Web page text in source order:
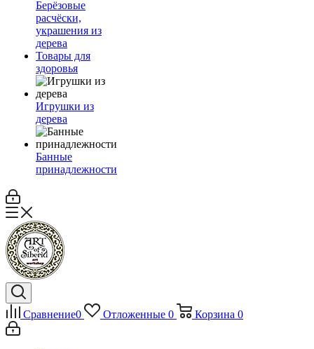
Берёзовые
расчёски,
украшения из
дерева
Товары для
здоровья
Игрушки из
дерева
Банные
принадлежности
Сравнение0 Отложенные 0 Корзина 0